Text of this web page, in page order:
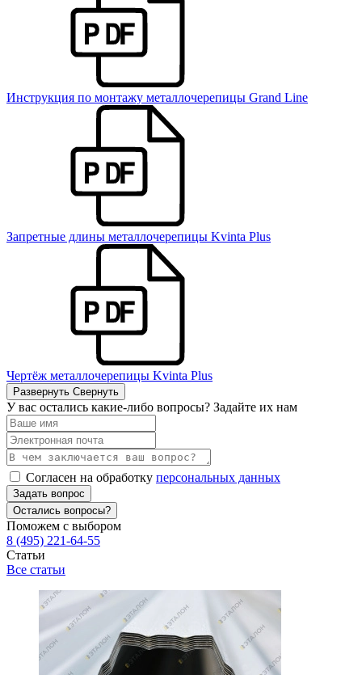
Инструкция по монтажу металлочерепицы Grand Line
Запретные длины металлочерепицы Kvinta Plus
Чертёж металлочерепицы Kvinta Plus
Развернуть Свернуть
У вас остались какие-либо вопросы? Задайте их нам
Согласен на обработку персональных данных
Задать вопрос
Остались вопросы?
Поможем с выбором
8 (495) 221-64-55
Статьи
Все статьи